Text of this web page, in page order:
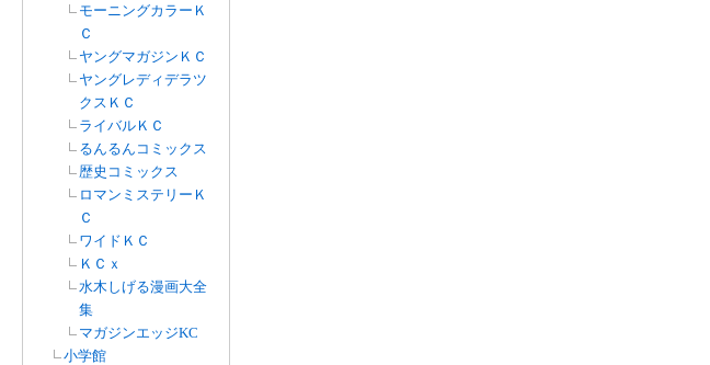
モーニングカラーＫ
Ｃ
ヤングマガジンＫＣ
ヤングレディデラツ
クスＫＣ
ライバルＫＣ
るんるんコミックス
歴史コミックス
ロマンミステリーＫ
Ｃ
ワイドＫＣ
ＫＣｘ
水木しげる漫画大全
集
マガジンエッジKC
小学館